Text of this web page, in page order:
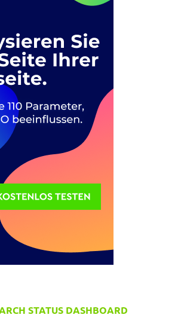
STATUS DASHBOARD